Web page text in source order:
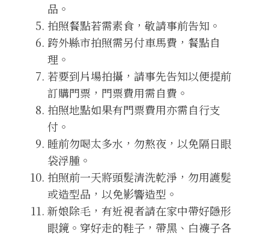
品。
拍照餐點若需素食，敬請事前告知。
跨外縣市拍照需另付車馬費，餐點自
理。
若要到片場拍攝，請事先告知以便提前
訂購門票，門票費用需自費。
拍照地點如果有門票費用亦需自行支
付。
睡前勿喝太多水，勿熬夜，以免隔日眼
袋浮腫。
拍照前一天將頭髮清洗乾淨，勿用護髮
或造型品，以免影響造型。
新娘除毛，有近視者請在家中帶好隱形
眼鏡。穿好走的鞋子，帶黑、白襪子各